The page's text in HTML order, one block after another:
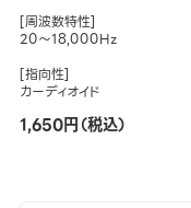
[周波数特性]
20～18,000Hz
[指向性]
カーディオイド
1,650円（税込）